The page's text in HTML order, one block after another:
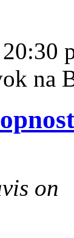
20:30
na
on